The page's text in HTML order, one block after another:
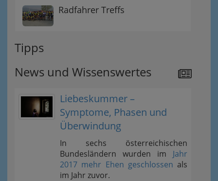
Radfahrer Treffs
Tipps
News und Wissenswertes
Liebeskummer –
Symptome, Phasen und
Überwindung
In sechs österreichischen
Bundesländern wurden im Jahr
2017 mehr Ehen geschlossen als
im Jahr zuvor.